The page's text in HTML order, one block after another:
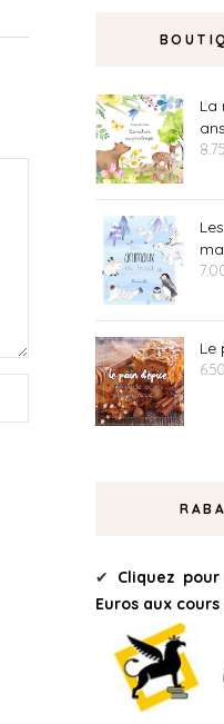
La
ans
8.75
Le
6.50
✔ Cliquez
Euros aux